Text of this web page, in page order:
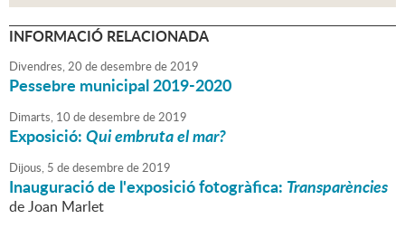
INFORMACIÓ RELACIONADA
Divendres,20 dedesembrede2019
Pessebre municipal 2019-2020
Dimarts, 10 dedesembrede2019
Exposició:Qui embruta el mar?
Dijous, 5 dedesembrede2019
Inauguració de l'exposició fotogràfica: Transparències
de Joan Marlet